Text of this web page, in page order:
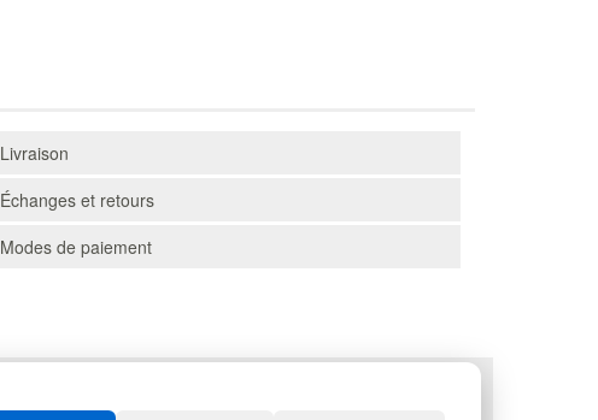
Livraison
Échanges et retours
Modes de paiement